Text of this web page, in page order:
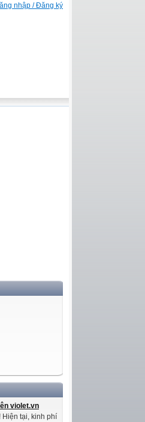
nhập / Đăng ký
violet.vn
Hiện tại, kinh phí